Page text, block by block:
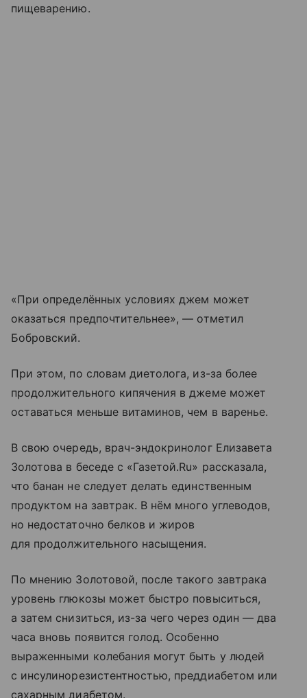
пищеварению.
«При определённых условиях джем может
оказаться предпочтительнее», — отметил
Бобровский.
При этом, по словам диетолога, из-за более
продолжительного кипячения в джеме может
оставаться меньше витаминов, чем в варенье.
В свою очередь, врач-эндокринолог Елизавета
Золотова в беседе с «Газетой.Ru» рассказала,
что банан не следует делать единственным
продуктом на завтрак. В нём много углеводов,
но недостаточно белков и жиров
для продолжительного насыщения.
По мнению Золотовой, после такого завтрака
уровень глюкозы может быстро повыситься,
а затем снизиться, из-за чего через один — два
часа вновь появится голод. Особенно
выраженными колебания могут быть у людей
с инсулинорезистентностью, преддиабетом или
сахарным диабетом.